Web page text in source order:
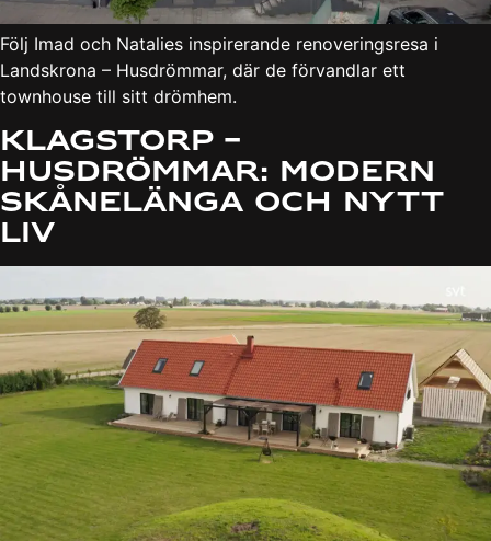
Följ Imad och Natalies inspirerande renoveringsresa i
Landskrona – Husdrömmar, där de förvandlar ett
townhouse till sitt drömhem.
Klagstorp –
Husdrömmar: Modern
Skånelänga och Nytt
Liv